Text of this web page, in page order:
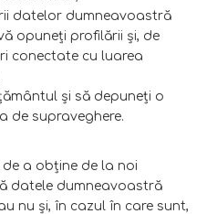
datelor dumneavoastră
opuneţi profilării şi, de
conectate cu luarea
şi să depuneţi o
de supraveghere.
a obţine de la noi
datele dumneavoastră
nu şi, în cazul în care sunt,